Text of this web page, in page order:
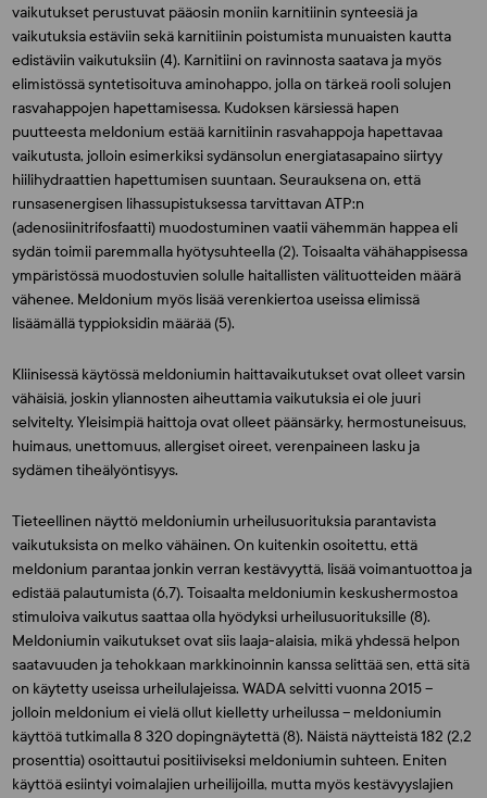
vaikutukset perustuvat pääosin moniin karnitiinin synteesiä ja
vaikutuksia estäviin sekä karnitiinin poistumista munuaisten kautta
edistäviin vaikutuksiin (4). Karnitiini on ravinnosta saatava ja myös
elimistössä syntetisoituva aminohappo, jolla on tärkeä rooli solujen
rasvahappojen hapettamisessa. Kudoksen kärsiessä hapen
puutteesta meldonium estää karnitiinin rasvahappoja hapettavaa
vaikutusta, jolloin esimerkiksi sydänsolun energiatasapaino siirtyy
hiilihydraattien hapettumisen suuntaan. Seurauksena on, että
runsasenergisen lihassupistuksessa tarvittavan ATP:n
(adenosiinitrifosfaatti) muodostuminen vaatii vähemmän happea eli
sydän toimii paremmalla hyötysuhteella (2). Toisaalta vähähappisessa
ympäristössä muodostuvien solulle haitallisten välituotteiden määrä
vähenee. Meldonium myös lisää verenkiertoa useissa elimissä
lisäämällä typpioksidin määrää (5).
Kliinisessä käytössä meldoniumin haittavaikutukset ovat olleet varsin
vähäisiä, joskin yliannosten aiheuttamia vaikutuksia ei ole juuri
selvitelty. Yleisimpiä haittoja ovat olleet päänsärky, hermostuneisuus,
huimaus, unettomuus, allergiset oireet, verenpaineen lasku ja
sydämen tiheälyöntisyys.
Tieteellinen näyttö meldoniumin urheilusuorituksia parantavista
vaikutuksista on melko vähäinen. On kuitenkin osoitettu, että
meldonium parantaa jonkin verran kestävyyttä, lisää voimantuottoa ja
edistää palautumista (6,7). Toisaalta meldoniumin keskushermostoa
stimuloiva vaikutus saattaa olla hyödyksi urheilusuorituksille (8).
Meldoniumin vaikutukset ovat siis laaja-alaisia, mikä yhdessä helpon
saatavuuden ja tehokkaan markkinoinnin kanssa selittää sen, että sitä
on käytetty useissa urheilulajeissa. WADA selvitti vuonna 2015 –
jolloin meldonium ei vielä ollut kielletty urheilussa – meldoniumin
käyttöä tutkimalla 8 320 dopingnäytettä (8). Näistä näytteistä 182 (2,2
prosenttia) osoittautui positiiviseksi meldoniumin suhteen. Eniten
käyttöä esiintyi voimalajien urheilijoilla, mutta myös kestävyyslajien